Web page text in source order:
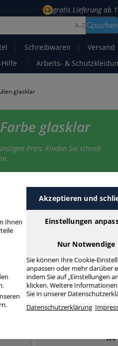
gratis Lieferung ab
A-Z
suchen
| Schreibwaren | Versand
| Arbeits- &
glasklar
glasklar
Preis. Finden Sie schnell
Häufig gesucht
A4 - oben
A4
Ihnen
Akzeptieren und
Einstellungen
Nur Notwendige
Sie können Ihre Cookie-
anpassen oder mehr darüber
indem Sie auf „Einstellungen
klicken. Weitere
Sie in unserer
Datenschutzerklärung